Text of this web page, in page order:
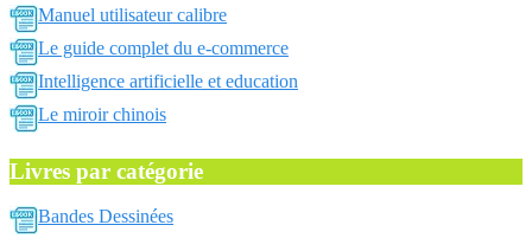
Manuel utilisateur calibre
Le guide complet du e-commerce
Intelligence artificielle et education
Le miroir chinois
Livres par catégorie
Bandes Dessinées